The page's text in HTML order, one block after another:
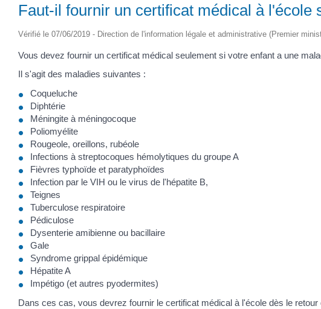
Faut-il fournir un certificat médical à l'école
Vérifié le 07/06/2019 - Direction de l'information légale et administrative (Premier
Vous devez fournir un certificat médical seulement si votre enfant a une
Il s'agit des maladies suivantes :
Coqueluche
Diphtérie
Méningite à méningocoque
Poliomyélite
Rougeole, oreillons, rubéole
Infections à streptocoques hémolytiques du groupe A
Fièvres typhoïde et paratyphoïdes
Infection par le VIH ou le virus de l'hépatite B,
Teignes
Tuberculose respiratoire
Pédiculose
Dysenterie amibienne ou bacillaire
Gale
Syndrome grippal épidémique
Hépatite A
Impétigo (et autres pyodermites)
Dans ces cas, vous devrez fournir le certificat médical à l'école dès le